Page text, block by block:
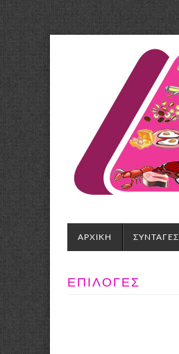
LowCarbLife.org
ΑΡΧΙΚΗ ΣΥΝΤΑΓΕΣ
ΕΠΙΛΟΓΕΣ